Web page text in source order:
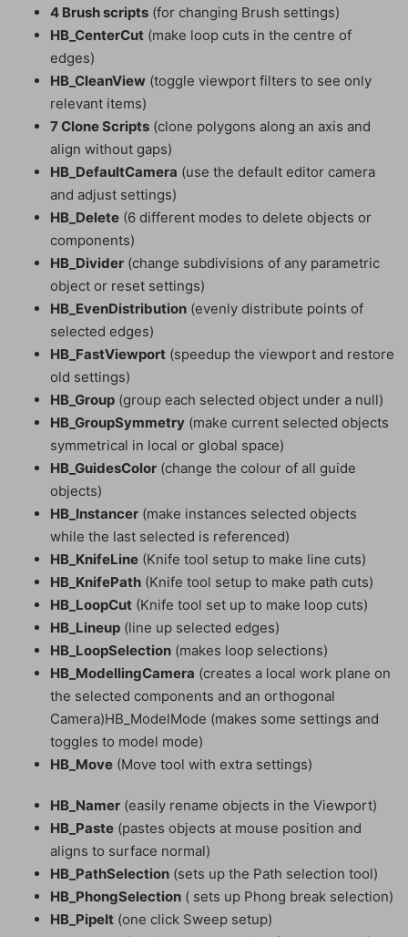
4 Brush scripts (for changing Brush settings)
HB_CenterCut (make loop cuts in the centre of
edges)
HB_CleanView (toggle viewport filters to see only
relevant items)
7 Clone Scripts (clone polygons along an axis and
align without gaps)
HB_DefaultCamera (use the default editor camera
and adjust settings)
HB_Delete (6 different modes to delete objects or
components)
HB_Divider (change subdivisions of any parametric
object or reset settings)
HB_EvenDistribution (evenly distribute points of
selected edges)
HB_FastViewport (speedup the viewport and restore
old settings)
HB_Group (group each selected object under a null)
HB_GroupSymmetry (make current selected objects
symmetrical in local or global space)
HB_GuidesColor (change the colour of all guide
objects)
HB_Instancer (make instances selected objects
while the last selected is referenced)
HB_KnifeLine (Knife tool setup to make line cuts)
HB_KnifePath (Knife tool setup to make path cuts)
HB_LoopCut (Knife tool set up to make loop cuts)
HB_Lineup (line up selected edges)
HB_LoopSelection (makes loop selections)
HB_ModellingCamera (creates a local work plane on
the selected components and an orthogonal
Camera)HB_ModelMode (makes some settings and
toggles to model mode)
HB_Move (Move tool with extra settings)
HB_Namer (easily rename objects in the Viewport)
HB_Paste (pastes objects at mouse position and
aligns to surface normal)
HB_PathSelection (sets up the Path selection tool)
HB_PhongSelection ( sets up Phong break selection)
HB_PipeIt (one click Sweep setup)